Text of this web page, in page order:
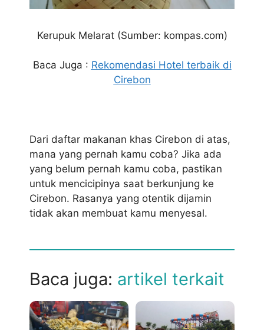
Kerupuk Melarat (Sumber: kompas.com)
Baca Juga : Rekomendasi Hotel terbaik di
Cirebon
Dari daftar makanan khas Cirebon di atas,
mana yang pernah kamu coba? Jika ada
yang belum pernah kamu coba, pastikan
untuk mencicipinya saat berkunjung ke
Cirebon. Rasanya yang otentik dijamin
tidak akan membuat kamu menyesal.
Baca juga: artikel terkait